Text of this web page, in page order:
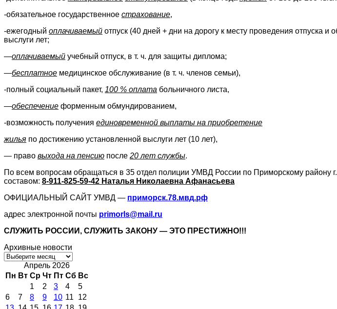
-обязательное государственное страхование,
-ежегодный оплачиваемый отпуск (40 дней + дни на дорогу к месту проведения отпуска и
выслуги лет;
—оплачиваемый учебный отпуск, в т. ч. для защиты диплома;
—бесплатное медицинское обслуживание (в т. ч. членов семьи),
-полный социальный пакет, 100 % оплата больничного листа,
—обеспечение форменным обмундированием,
-возможность получения единовременной выплаты на приобретение
жилья по достижению установленной выслуги лет (10 лет),
— право выхода на пенсию после 20 лет службы.
По всем вопросам обращаться в 35 отдел полиции УМВД России по Приморскому району
составом: 8-911-825-59-42 Наталья Николаевна Афанасьева
ОФИЦИАЛЬНЫЙ САЙТ УМВД — приморск.78.мвд.рф
адрес электронной почты primorls@mail.ru
СЛУЖИТЬ РОССИИ, СЛУЖИТЬ ЗАКОНУ — ЭТО ПРЕСТИЖНО!!!
Архивные новости
Архивные
новостиАпрель 2026
Пн Вт Ср Чт Пт Сб Вс
1
2 3 4
5
6
7 8 9 10 11
12